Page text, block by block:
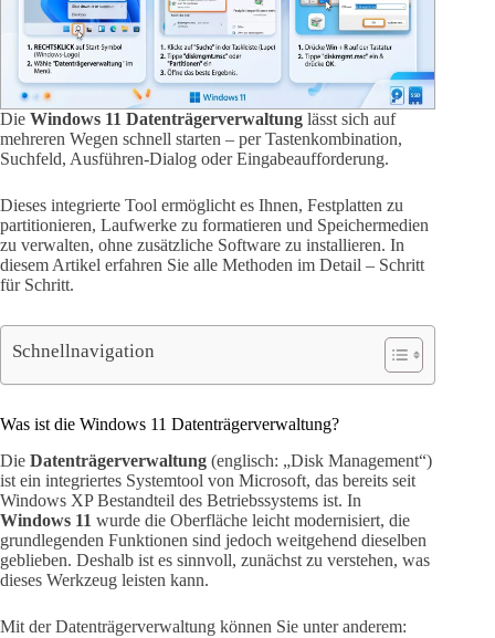
Die Windows 11 Datenträgerverwaltung lässt sich auf
mehreren Wegen schnell starten – per Tastenkombination,
Suchfeld, Ausführen-Dialog oder Eingabeaufforderung.
Dieses integrierte Tool ermöglicht es Ihnen, Festplatten zu
partitionieren, Laufwerke zu formatieren und Speichermedien
zu verwalten, ohne zusätzliche Software zu installieren. In
diesem Artikel erfahren Sie alle Methoden im Detail – Schritt
für Schritt.
Schnellnavigation
Was ist die Windows 11 Datenträgerverwaltung?
Die Datenträgerverwaltung (englisch: „Disk Management“)
ist ein integriertes Systemtool von Microsoft, das bereits seit
Windows XP Bestandteil des Betriebssystems ist. In
Windows 11 wurde die Oberfläche leicht modernisiert, die
grundlegenden Funktionen sind jedoch weitgehend dieselben
geblieben. Deshalb ist es sinnvoll, zunächst zu verstehen, was
dieses Werkzeug leisten kann.
Mit der Datenträgerverwaltung können Sie unter anderem: